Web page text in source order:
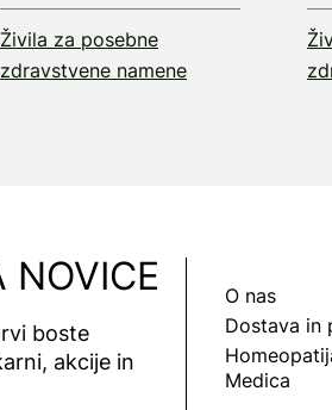
Živila za posebne
zdravstvene namene
NOVICE
boste
akcije in
O nas
Dostava in
Medica